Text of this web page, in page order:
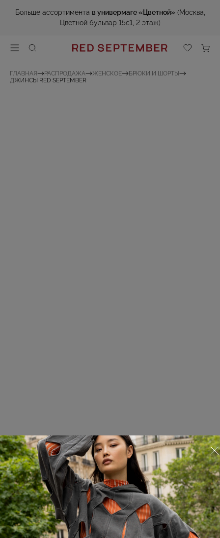
Больше ассортимента в универмаге «Цветной» (Москва,
Цветной бульвар 15с1, 2 этаж)
ГЛАВНАЯ РАСПРОДАЖА ЖЕНСКОЕ
БРЮКИ И ШОРТЫ
ДЖИНСЫ RED SEPTEMBER
Джинсы Red September
924.02.71.09.3
О товаре Оплата и доставка
Женские широкие джинсы с высокой талией имеют
знаковый элемент дизайна Red September — сложный крой
с двойным поясом, будто одни джинсы наложены на другие.
• Широкий крой • Высокая посадка • Застежка на молнию и